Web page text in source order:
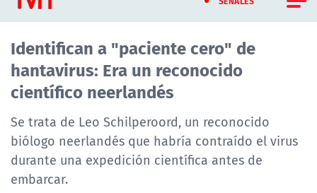
CASTING MASTERCHEF CHILE
CASTING TVN VERTICAL
TVN VERTICAL
TVN PLAY
PROGRAMAS
Identifican a "paciente cero" de
hantavirus: Era un reconocido
científico neerlandés
Se trata de Leo Schilperoord, un reconocido
biólogo neerlandés que habría contraído el virus
durante una expedición científica antes de
embarcar.